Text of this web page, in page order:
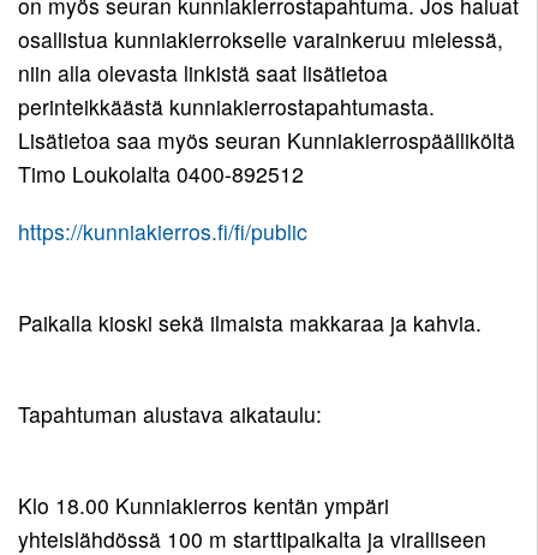
osallistua kunniakierrokselle varainkeruu mielessä,
niin alla olevasta linkistä saat lisätietoa
perinteikkäästä kunniakierrostapahtumasta.
Lisätietoa saa myös seuran Kunniakierrospäälliköltä
Timo Loukolalta 0400-892512
https://kunniakierros.fi/fi/public
Paikalla kioski sekä ilmaista makkaraa ja kahvia.
Tapahtuman alustava aikataulu:
Klo 18.00 Kunniakierros kentän ympäri
yhteislähdössä 100 m starttipaikalta ja viralliseen